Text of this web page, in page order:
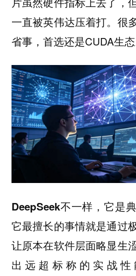
一直被英伟达压着打。很
省事，首选还是CUDA生态
DeepSeek不一样，它是
它最擅长的事情就是通过
让原本在软件层面略显生
出远超标称的实战